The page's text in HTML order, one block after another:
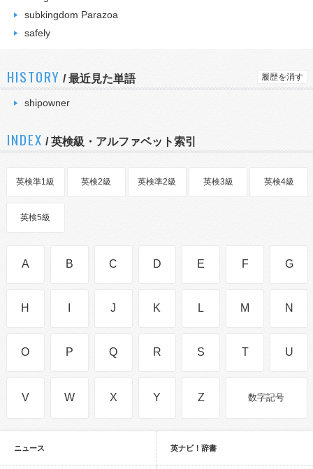
subkingdom Parazoa
safely
HISTORY /最近見た単語 履歴を消す
shipowner
INDEX / 英検級・アルファベット索引
英検準1級 英検2級 英検準2級 英検3級 英検4級
英検5級
A B C D E F G
H J K L M N
O P Q R S T U
V W X Y Z 数字記号
ニュース 英ナビ！辞書